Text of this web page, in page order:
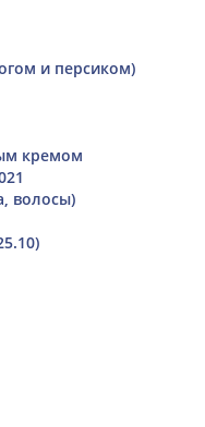
и персиком)
кремом
волосы)